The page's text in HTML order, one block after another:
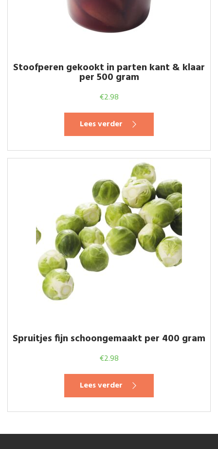
Stoofperen gekookt in parten kant & klaar
per 500 gram
€2.98
Lees verder
Spruitjes fijn schoongemaakt per 400 gram
€2.98
Lees verder